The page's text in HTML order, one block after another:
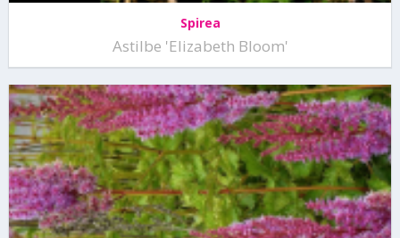
Spirea
Astilbe 'Elizabeth Bloom'